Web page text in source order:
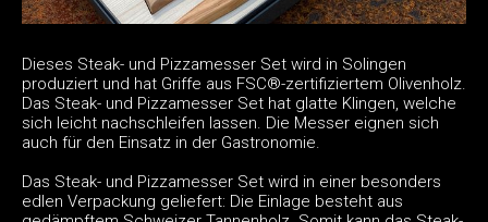
Dieses Steak- und Pizzamesser Set wird in Solingen
produziert und hat Griffe aus FSC®-zertifiziertem Olivenholz.
Das Steak- und Pizzamesser Set hat glatte Klingen, welche
sich leicht nachschleifen lassen. Die Messer eignen sich
auch für den Einsatz in der Gastronomie.
Das Steak- und Pizzamesser Set wird in einer besonders
edlen Verpackung geliefert: Die Einlage besteht aus